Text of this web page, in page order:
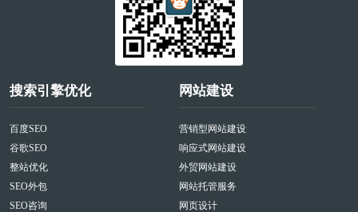
搜索引擎优化
百度SEO
谷歌SEO
整站优化
SEO外包
SEO咨询
网站建设
营销型网站建设
响应式网站建设
外贸网站建设
网站托管服务
网页设计